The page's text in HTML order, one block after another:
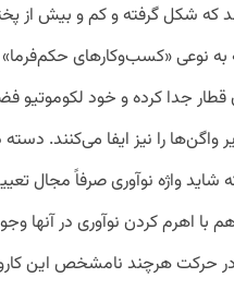
که شکل گرفته و کم و بیش از
به نوعی «کسب‌و‌کارهای
قطار جدا کرده و خود
واژه نوآوری صرفاً مجال
با اهرم کردن نوآوری در آنها
در حرکت هرچند نامشخص این